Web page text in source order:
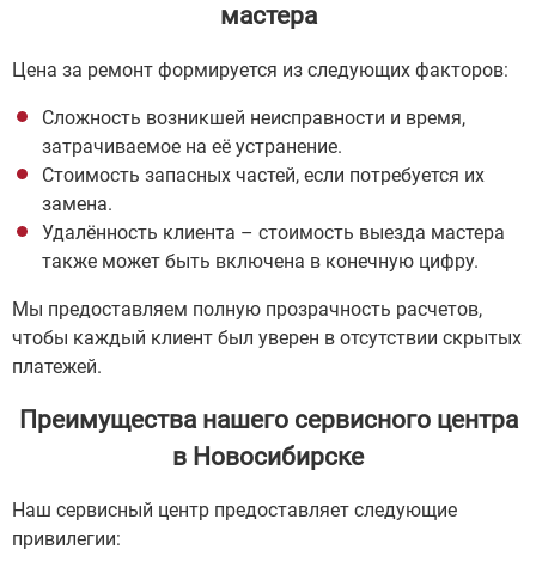
мастера
Цена за ремонт формируется из следующих факторов:
Сложность возникшей неисправности и время,
затрачиваемое на её устранение.
Стоимость запасных частей, если потребуется их
замена.
Удалённость клиента – стоимость выезда мастера
также может быть включена в конечную цифру.
Мы предоставляем полную прозрачность расчетов,
чтобы каждый клиент был уверен в отсутствии скрытых
платежей.
Преимущества нашего сервисного центра
в Новосибирске
Наш сервисный центр предоставляет следующие
привилегии: